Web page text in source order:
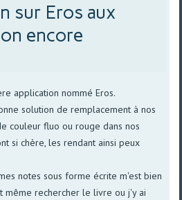
sur Eros aux
encore
application nommé Eros.
solution de remplacement à nos
couleur fluo ou rouge dans nos
si chère, les rendant ainsi peux
notes sous forme écrite m'est bien
rechercher le livre ou j'y ai